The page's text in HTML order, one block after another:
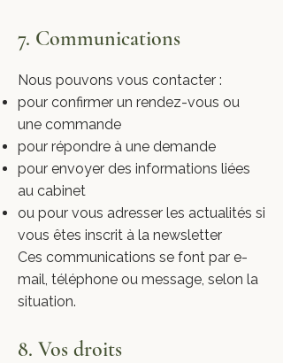
7. Communications
Nous pouvons vous contacter :
pour confirmer un rendez-vous ou
une commande
pour répondre à une demande
pour envoyer des informations liées
au cabinet
ou pour vous adresser les actualités si
vous êtes inscrit à la newsletter
Ces communications se font par e-
mail, téléphone ou message, selon la
situation.
8. Vos droits